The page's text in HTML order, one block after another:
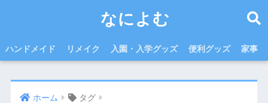
なによむ
ハンドメイド リメイク 入園・入学グッズ 便利グッズ 家事
ホーム タグ